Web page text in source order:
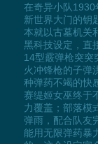
在奇异小队1930
新世界大门的钥
本就以古墓机关
黑科技设定，直
14型霰弹枪突突
火冲锋枪的子弹
种弹药不竭的快
赛缇姬女巫终于
力覆盖；部落模
弹雨，配合队友
能用无限弹药暴